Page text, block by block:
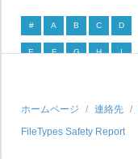
# A B C D
E F G H I
P Q R S
T U V W X
ホームページ 連絡先
FileTypes Safety Report